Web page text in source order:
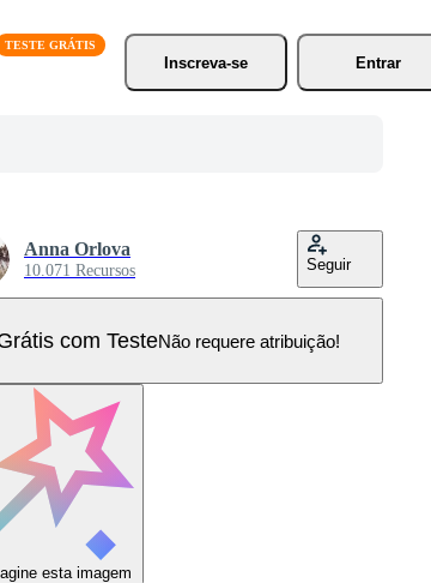
Inscreva-se
Entrar
Anna Orlova
10.071 Recursos Seguir
com TesteNão requere atribuição!
esta imagem